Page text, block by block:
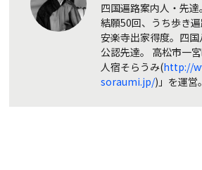
四国遍路案内人・先
結願50回、うち歩き
安楽寺出家得度。四
公認先達。 高松市一
人宿そらうみ(http://
soraumi.jp/)」を運営。